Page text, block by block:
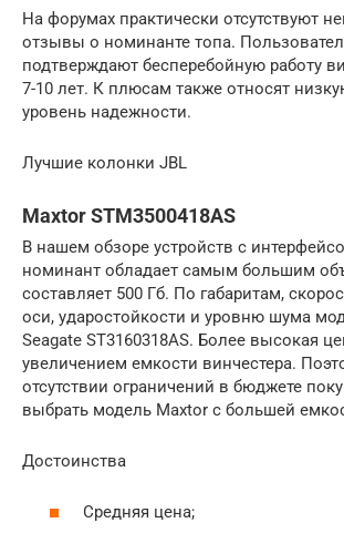
На форумах практически отсутствуют
отзывы о номинанте топа.
подтверждают бесперебойную работу
7-10 лет. К плюсам также относят
уровень надежности.
Лучшие колонки JBL
Maxtor STM3500418AS
В нашем обзоре устройств с
номинант обладает самым большим
составляет 500 Гб. По габаритам,
оси, ударостойкости и уровню шума
Seagate ST3160318AS. Более высокая
увеличением емкости винчестера.
отсутствии ограничений в бюджете
выбрать модель Maxtor с большей
Достоинства
Средняя цена;